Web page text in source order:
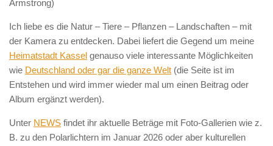
Armstrong)
Ich liebe es die Natur – Tiere – Pflanzen – Landschaften – mit
der Kamera zu entdecken. Dabei liefert die Gegend um meine
Heimatstadt Kassel genauso viele interessante Möglichkeiten
wie Deutschland oder gar die ganze Welt (die Seite ist im
Entstehen und wird immer wieder mal um einen Beitrag oder
Album ergänzt werden).
Unter NEWS findet ihr aktuelle Beträge mit Foto-Gallerien wie z.
B. zu den Polarlichtern im Januar 2026 oder aber kulturellen